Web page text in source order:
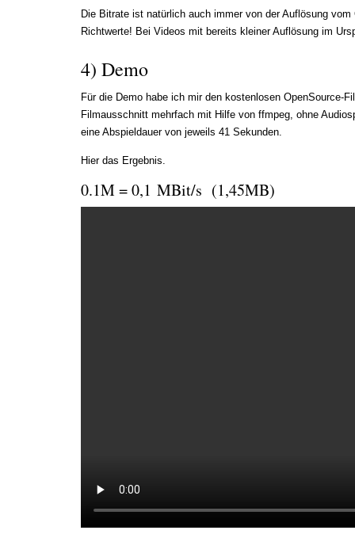
Die Bitrate ist natürlich auch immer von der Auflösung
Richtwerte! Bei Videos mit bereits kleiner Auflösung im
4) Demo
Für die Demo habe ich mir den kostenlosen OpenSource-
Filmausschnitt mehrfach mit Hilfe von ffmpeg, ohne
eine Abspieldauer von jeweils 41 Sekunden.
Hier das Ergebnis.
0.1M = 0,1 MBit/s (1,45MB)